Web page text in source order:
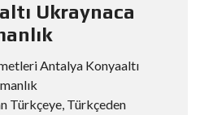
Ukraynaca
Antalya Konyaaltı
Türkçeye, Türkçeden